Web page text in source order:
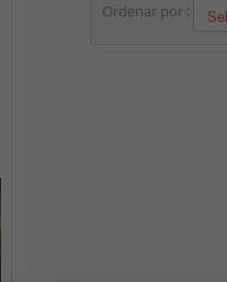
Ordenar por :